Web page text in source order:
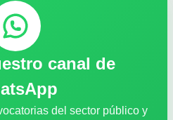
canal de
del sector público y